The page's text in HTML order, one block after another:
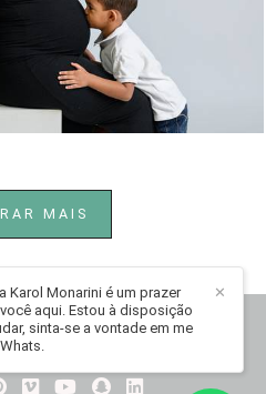
0
MAIS
/
✕
Karol Monarini é um prazer
aqui. Estou à disposição
sinta-se a vontade em me